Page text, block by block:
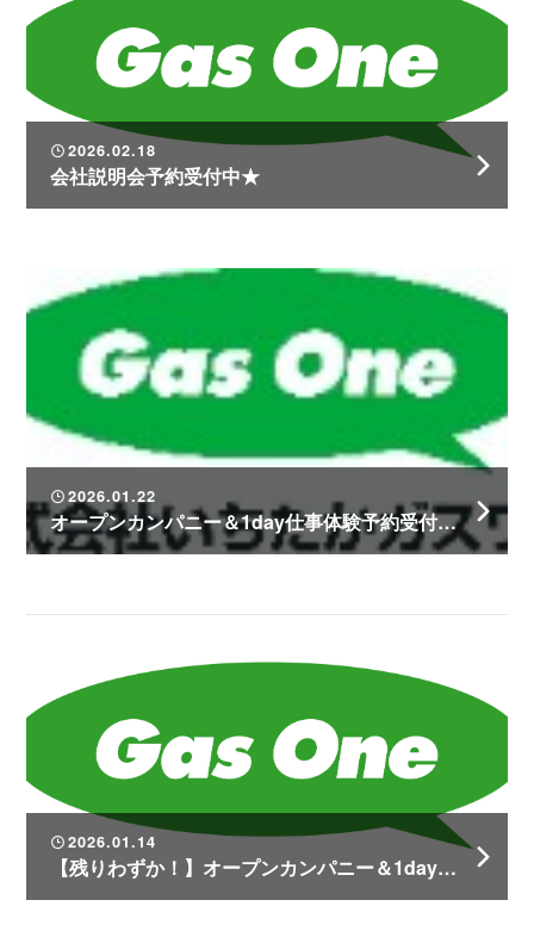
2026.02.18
会社説明会予約受付中★
2026.01.22
オープンカンパニー＆1day仕事体験予約受付中！
2026.01.14
【残りわずか！】オープンカンパニー＆1day仕事体験の予約受付中！